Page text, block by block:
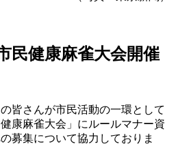
民健康麻雀大会開催
皆さんが市民活動の一環として
康麻雀大会」にルールマナー資
募集について協力しておりま